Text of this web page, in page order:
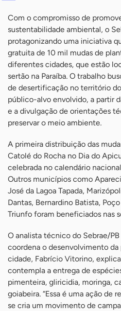
Com o compromisso de
sustentabilidade ambiental, o
protagonizando uma iniciativa
gratuita de 10 mil mudas de
diferentes cidades, que estão
sertão na Paraíba. O trabalho
de desertificação no território
público-alvo envolvido, a partir
e a divulgação de orientações
preservar o meio ambiente.
A primeira distribuição das
Catolé do Rocha no Dia do
celebrada no calendário
Outros municípios como
José da Lagoa Tapada,
Dantas, Bernardino Batista,
Triunfo foram beneficiados nas
O analista técnico do Sebrae/
coordena o desenvolvimento da
cidade, Fabrício Vitorino,
contempla a entrega de
pimenteira, gliricidia, moringa,
goiabeira. “Essa é uma ação de
se cria um movimento de